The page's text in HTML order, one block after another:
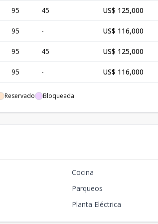
95 45 US$ 125,000
95 - US$ 116,000
95 45 US$ 125,000
95 - US$ 116,000
95 45
95 - US$ 120,000
Reservado Bloqueada
Cocina
Parqueos
Planta Eléctrica